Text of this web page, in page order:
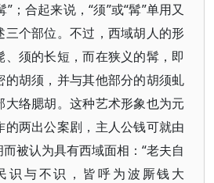
”；合起来说，“须”或“髯”单用又
三个部位。不过，西域胡人的形
须的长短，而在狭义的髯，即
的胡须，并与其他部分的胡须虬
络腮胡。这种艺术形象也为元
的两出公案剧，主人公钱可就由
被认为具有西域面相：“老夫自
识与不识，皆呼为波厮钱大